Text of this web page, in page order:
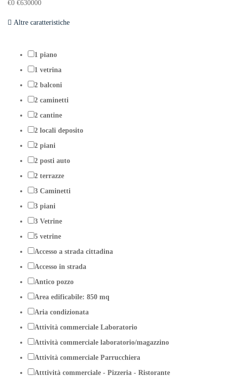
€0 €630000
Altre caratteristiche
1 piano
1 vetrina
2 balconi
2 caminetti
2 cantine
2 locali deposito
2 piani
2 posti auto
2 terrazze
3 Caminetti
3 piani
3 Vetrine
5 vetrine
Accesso a strada cittadina
Accesso in strada
Antico pozzo
Area edificabile: 850 mq
Aria condizionata
Attività commerciale Laboratorio
Attività commerciale laboratorio/magazzino
Attività commerciale Parrucchiera
Atttività commerciale - Pizzeria - Ristorante